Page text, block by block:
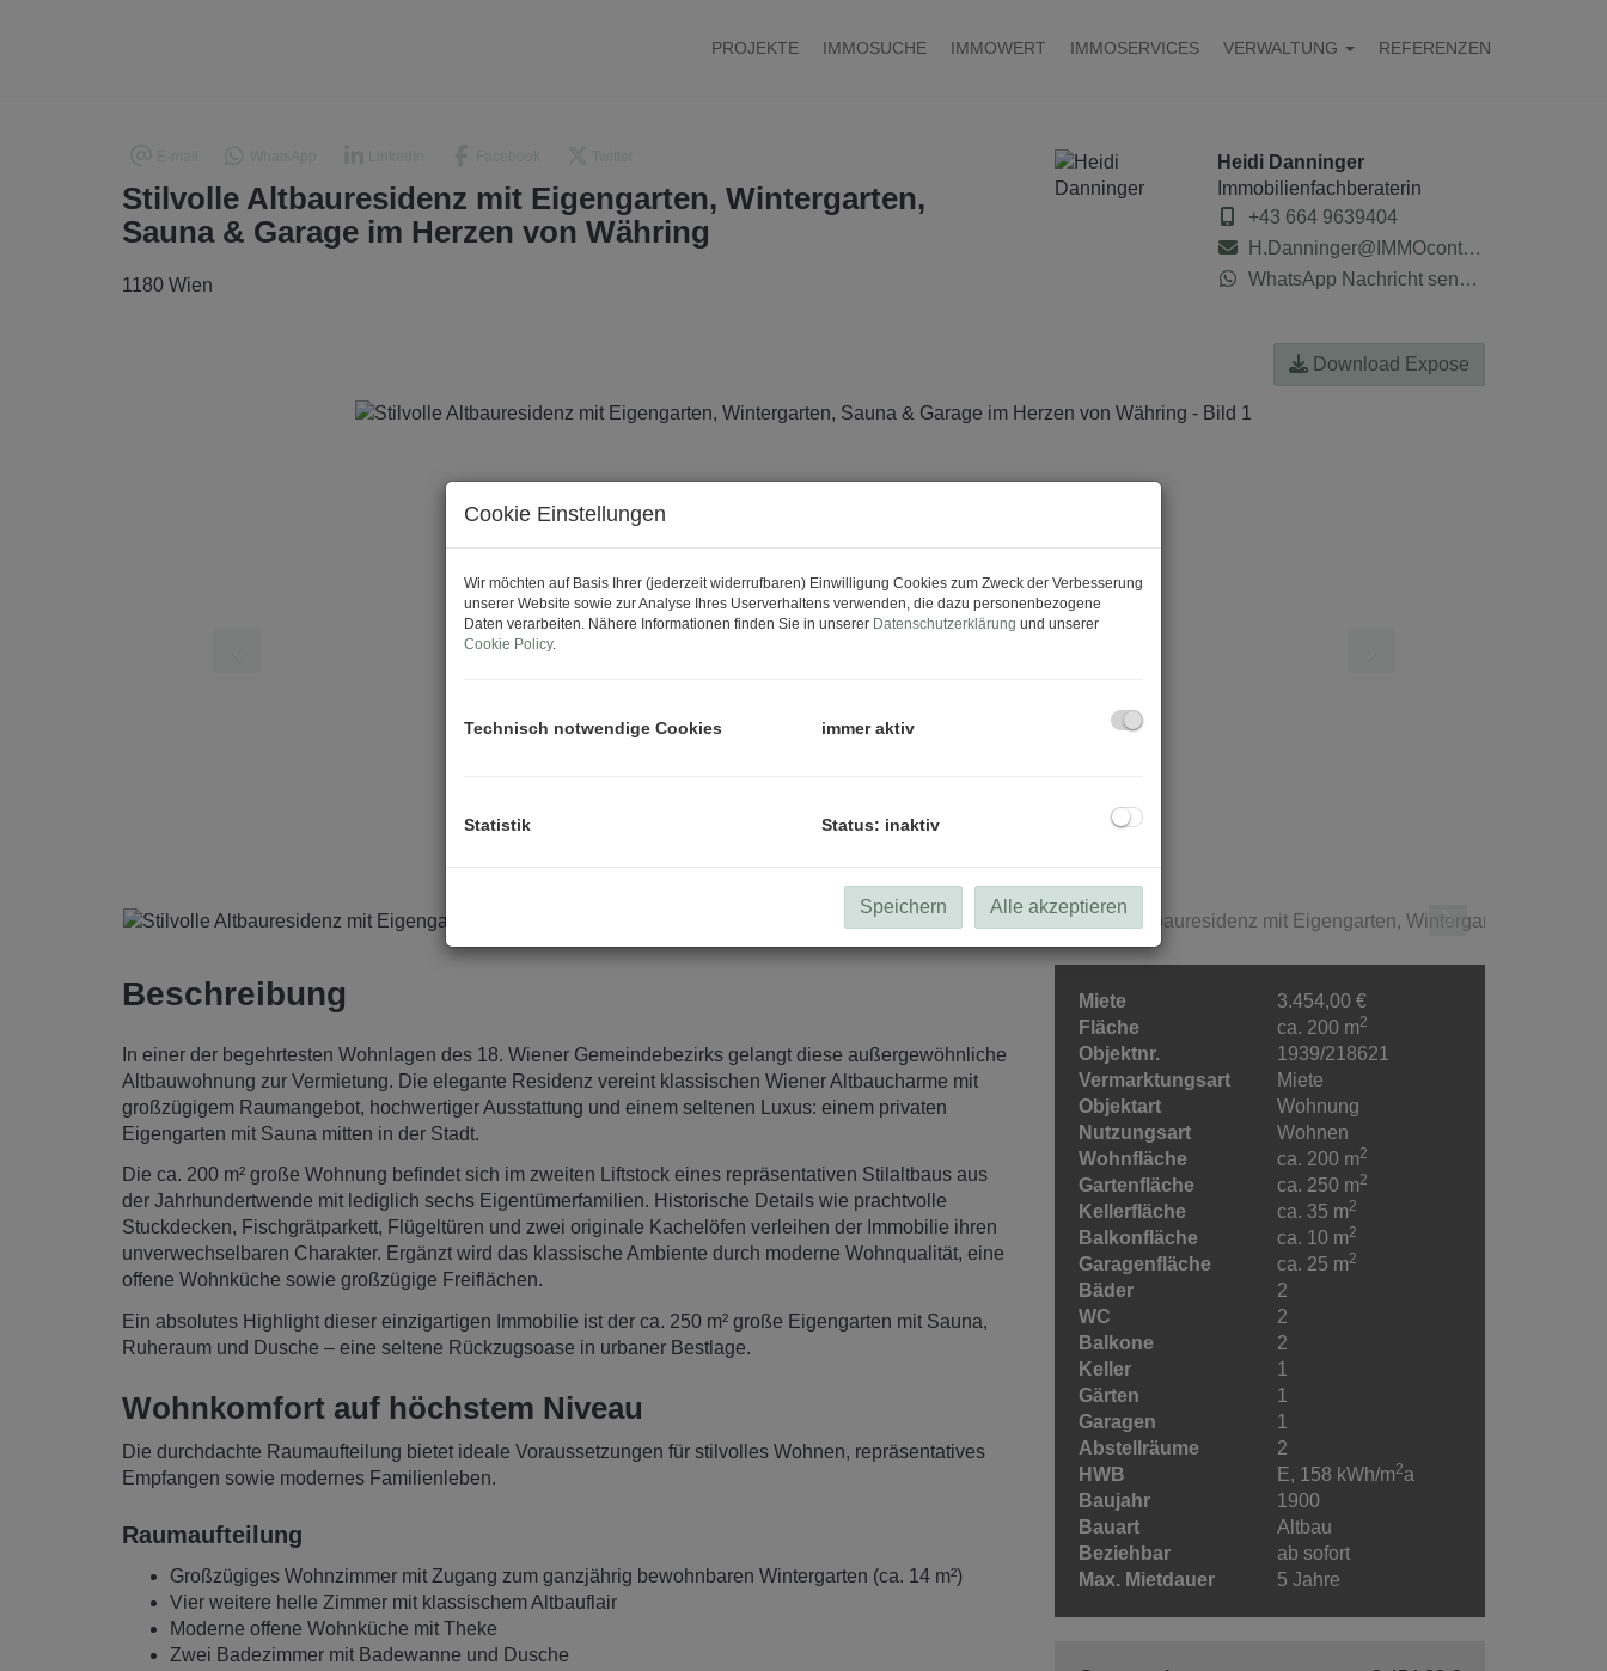
PROJEKTE IMMOSUCHE IMMOWERT IMMOSERVICES VERWALTUNG REFERENZEN
Stilvolle Altbauresidenz mit Eigengarten, Wintergarten,
Sauna & Garage im Herzen von Währing
1180 Wien
Heidi Danninger
Immobilienfachberaterin
+43 664 9639404
H.Danninger@IMMOcontract.at
WhatsApp Nachricht senden
Download Expose
Beschreibung
In einer der begehrtesten Wohnlagen des 18. Wiener Gemeindebezirks gelangt diese außergewöhnliche
Altbauwohnung zur Vermietung. Die elegante Residenz vereint klassischen Wiener Altbaucharme mit
großzügigem Raumangebot, hochwertiger Ausstattung und einem seltenen Luxus: einem privaten
Eigengarten mit Sauna mitten in der Stadt.
Die ca. 200 m² große Wohnung befindet sich im zweiten Liftstock eines repräsentativen Stilaltbaus aus
der Jahrhundertwende mit lediglich sechs Eigentümerfamilien. Historische Details wie prachtvolle
Stuckdecken, Fischgrätparkett, Flügeltüren und zwei originale Kachelöfen verleihen der Immobilie ihren
unverwechselbaren Charakter. Ergänzt wird das klassische Ambiente durch moderne Wohnqualität, eine
offene Wohnküche sowie großzügige Freiflächen.
Ein absolutes Highlight dieser einzigartigen Immobilie ist der ca. 250 m² große Eigengarten mit Sauna,
Ruheraum und Dusche – eine seltene Rückzugsoase in urbaner Bestlage.
Wohnkomfort auf höchstem Niveau
Die durchdachte Raumaufteilung bietet ideale Voraussetzungen für stilvolles Wohnen, repräsentatives
Empfangen sowie modernes Familienleben.
Raumaufteilung
Großzügiges Wohnzimmer mit Zugang zum ganzjährig bewohnbaren Wintergarten (ca. 14 m²)
Vier weitere helle Zimmer mit klassischem Altbauflair
Moderne offene Wohnküche mit Theke
Zwei Badezimmer mit Badewanne und Dusche
Miete
3.454,00 €
Fläche
ca. 200 m2
Objektnr.
1939/218621
Vermarktungsart
Miete
Objektart
Wohnung
Nutzungsart
Wohnen
Wohnfläche
ca. 200 m2
Gartenfläche ca. 250 m2
Kellerfläche ca. 35 m2
Balkonfläche ca. 10 m2
Garagenfläche ca. 25 m2
Bäder
2
WC
2
Balkone
2
Keller
1
Gärten
1
Garagen
1
Abstellräume
2
HWB
E, 158 kWh/m2a
Baujahr
1900
Bauart
Altbau
Beziehbar
ab sofort
Max. Mietdauer
5 Jahre
Cookie Einstellungen
Wir möchten auf Basis Ihrer (jederzeit widerrufbaren) Einwilligung Cookies zum Zweck der Verbesserung
unserer Website sowie zur Analyse Ihres Userverhaltens verwenden, die dazu personenbezogene
Daten verarbeiten. Nähere Informationen finden Sie in unserer Datenschutzerklärung und unserer
Cookie Policy.
Technisch notwendige Cookies immer aktiv
Statistik Status: inaktiv
Speichern Alle akzeptieren